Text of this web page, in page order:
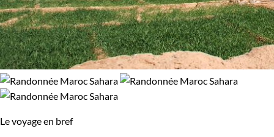
Le voyage en bref